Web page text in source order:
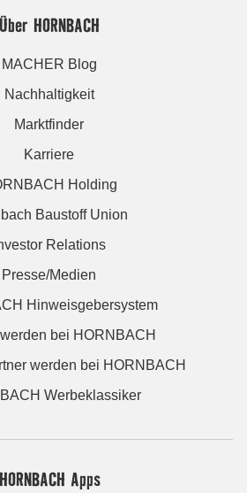
Über HORNBACH
MACHER Blog
Nachhaltigkeit
Marktfinder
Karriere
Holding
Baustoff Union
Relations
Presse/Medien
Hinweisgebersystem
bei HORNBACH
werden bei HORNBACH
Werbeklassiker
HORNBACH Apps